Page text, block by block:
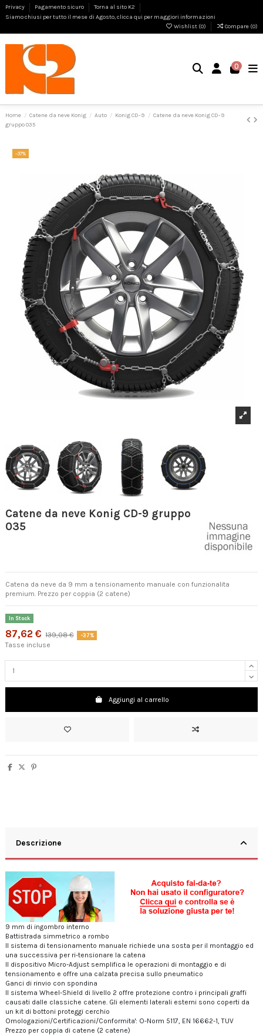
Privacy Pagamento sicuro
Torna al sito K2
Siamo chiusi per tutto il mese di Agosto, clicca qui per maggiori informazioni
Wishlist (0) Compare (0)
0
Home Catene da neve Konig Auto Konig CD-9
Catene da neve Konig CD-9
gruppo 035
-37%
Catene da neve Konig CD-9 gruppo
035
Catena da neve da 9 mm a tensionamento manuale con funzionalita
premium. Prezzo per coppia (2 catene)
In Stock
87,62 € 139,08 € -37%
Tasse incluse
Aggiungi al carrello
Descrizione
9 mm di ingombro interno
Battistrada simmetrico a rombo
Il sistema di tensionamento manuale richiede una sosta per il montaggio ed
una successiva per ri-tensionare la catena
Il dispositivo Micro-Adjust semplifica le operazioni di montaggio e di
tensionamento e offre una calzata precisa sullo pneumatico
Ganci di rinvio con spondina
Il sistema Wheel-Shield di livello 2 offre protezione contro i principali graffi
causati dalle classiche catene. Gli elementi laterali esterni sono coperti da
un kit di bottoni proteggi cerchio
Omologazioni/Certificazioni/Conformita': O-Norm 5117, EN 16662-1, TUV
Prezzo per coppia di catene (2 catene)